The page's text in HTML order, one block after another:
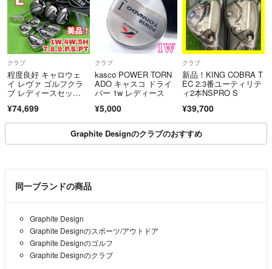
クラブ
程度良好 キャロウェ
イ レヴァ ゴルフクラ
ブ レディースセッ
VA 初心者 Y26080701
¥74,699
クラブ
kasco POWER TORN
ADO キャスコ ドライ
バー 1w レディース
¥5,000
クラブ
新品！KING COBRA T
EC 2.3番ユーティリテ
ィ2本NSPRO S
¥39,700
Graphite Designのクラブのおすすめ
同一ブランドの商品
Graphite Design
Graphite Designのスポーツ/アウトドア
Graphite Designのゴルフ
Graphite Designのクラブ